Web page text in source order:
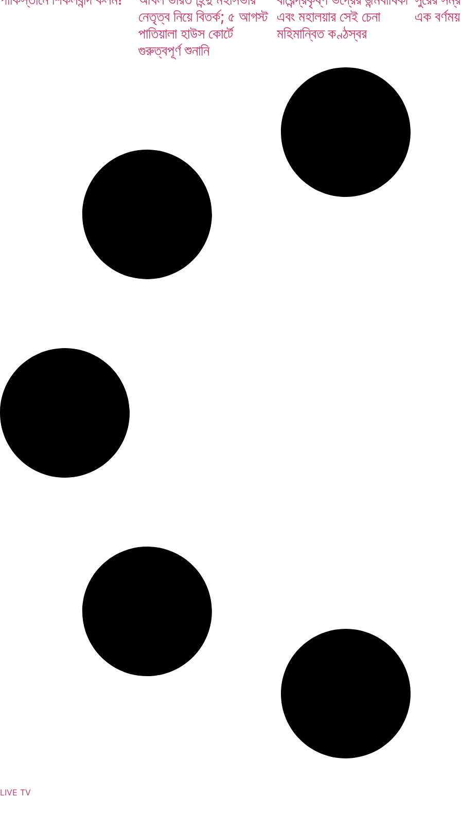
মেটা’র শীর্ষ কর্মকর্তাদের সঙ্গে বৈঠকে কড়া বার্তা কেন্দ্রের
নেতৃত্ব নিয়ে বিতর্ক; ৫ আগস্ট
পাতিয়ালা হাউস কোর্টে
গুরুত্বপূর্ণ শুনানি
এবং মহালয়ার সেই চেনা
মহিমান্বিত কণ্ঠস্বর
এক
LIVE TV